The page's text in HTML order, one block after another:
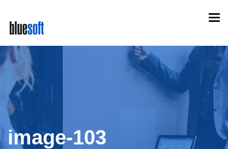
main
content
image-103